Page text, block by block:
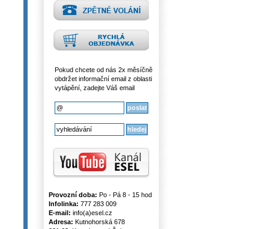
Pokud chcete od nás 2x měsíčně
obdržet informační email z oblasti
vytápění, zadejte Váš email
Provozní doba: Po - Pá 8 - 15 hod
Infolinka: 777 283 009
E-mail: info(a)esel.cz
Adresa: Kutnohorská 678